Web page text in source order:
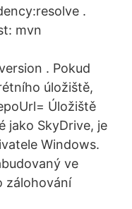
.
mvn
. Pokud
úložiště,
Úložiště
jako SkyDrive, je
Windows.
ve
zálohování